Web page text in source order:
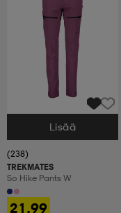
Valitse Koko
Lisää
(238)
TREKMATES
So Hike Pants W
21,99